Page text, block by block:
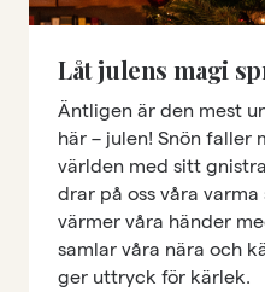
Låt julens magi
Äntligen är den mest
här – julen! Snön faller
världen med sitt
drar på oss våra
värmer våra händer
samlar våra nära och
ger uttryck för kärlek.